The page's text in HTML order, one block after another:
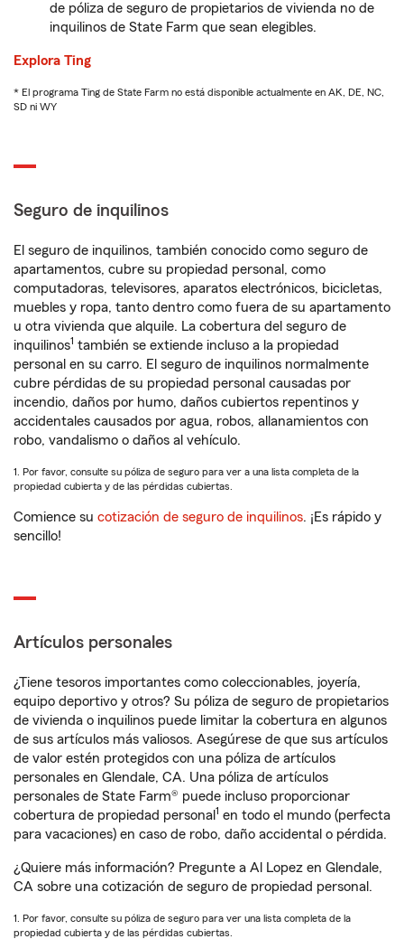
de póliza de seguro de propietarios de vivienda no de
inquilinos de State Farm que sean elegibles.
Explora Ting
* El programa Ting de State Farm no está disponible actualmente en AK, DE, NC,
SD ni WY
Seguro de inquilinos
El seguro de inquilinos, también conocido como seguro de
apartamentos, cubre su propiedad personal, como
computadoras, televisores, aparatos electrónicos, bicicletas,
muebles y ropa, tanto dentro como fuera de su apartamento
u otra vivienda que alquile. La cobertura del seguro de
inquilinos1 también se extiende incluso a la propiedad
personal en su carro. El seguro de inquilinos normalmente
cubre pérdidas de su propiedad personal causadas por
incendio, daños por humo, daños cubiertos repentinos y
accidentales causados por agua, robos, allanamientos con
robo, vandalismo o daños al vehículo.
1. Por favor, consulte su póliza de seguro para ver a una lista completa de la
propiedad cubierta y de las pérdidas cubiertas.
Comience su cotización de seguro de inquilinos. ¡Es rápido y
sencillo!
Artículos personales
¿Tiene tesoros importantes como coleccionables, joyería,
equipo deportivo y otros? Su póliza de seguro de propietarios
de vivienda o inquilinos puede limitar la cobertura en algunos
de sus artículos más valiosos. Asegúrese de que sus artículos
de valor estén protegidos con una póliza de artículos
personales en Glendale, CA. Una póliza de artículos
personales de State Farm® puede incluso proporcionar
cobertura de propiedad personal 1 en todo el mundo (perfecta
para vacaciones) en caso de robo, daño accidental o pérdida.
¿Quiere más información? Pregunte a Al Lopez en Glendale,
CA sobre una cotización de seguro de propiedad personal.
1. Por favor, consulte su póliza de seguro para ver una lista completa de la
propiedad cubierta y de las pérdidas cubiertas.